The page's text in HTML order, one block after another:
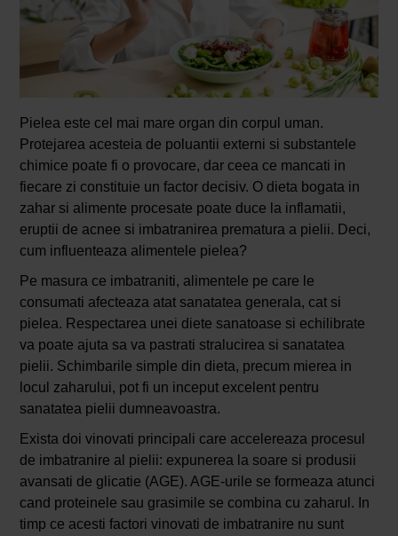
Pielea este cel mai mare organ din corpul uman.
Protejarea acesteia de poluantii externi si substantele
chimice poate fi o provocare, dar ceea ce mancati in
fiecare zi constituie un factor decisiv. O dieta bogata in
zahar si alimente procesate poate duce la inflamatii,
eruptii de acnee si imbatranirea prematura a pielii. Deci,
cum influenteaza alimentele pielea?
Pe masura ce imbatraniti, alimentele pe care le
consumati afecteaza atat sanatatea generala, cat si
pielea. Respectarea unei diete sanatoase si echilibrate
va poate ajuta sa va pastrati stralucirea si sanatatea
pielii. Schimbarile simple din dieta, precum mierea in
locul zaharului, pot fi un inceput excelent pentru
sanatatea pielii dumneavoastra.
Exista doi vinovati principali care accelereaza procesul
de imbatranire al pielii: expunerea la soare si produsii
avansati de glicatie (AGE). AGE-urile se formeaza atunci
cand proteinele sau grasimile se combina cu zaharul. In
timp ce acesti factori vinovati de imbatranire nu sunt